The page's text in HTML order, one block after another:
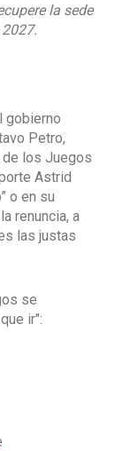
la sede
gobierno
Petro,
los Juegos
Astrid
o en su
renuncia, a
las justas
se
ir":